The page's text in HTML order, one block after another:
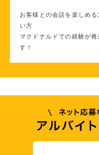
お客様との会話を楽しめ
い方
マクドナルドでの経験が
す！